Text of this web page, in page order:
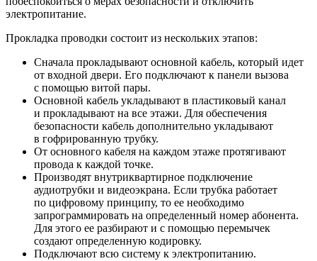
электропитание.
Прокладка проводки состоит из нескольких этапов:
Сначала прокладывают основной кабель, который идет
от входной двери. Его подключают к панели вызова
с помощью витой пары.
Основной кабель укладывают в пластиковый канал
и прокладывают на все этажи. Для обеспечения
безопасности кабель дополнительно укладывают
в гофрированную трубку.
От основного кабеля на каждом этаже протягивают
провода к каждой точке.
Производят внутриквартирное подключение
аудиотрубки и видеоэкрана. Если трубка работает
по цифровому принципу, то ее необходимо
запрограммировать на определенный номер абонента.
Для этого ее разбирают и с помощью перемычек
создают определенную кодировку.
Подключают всю систему к электропитанию.